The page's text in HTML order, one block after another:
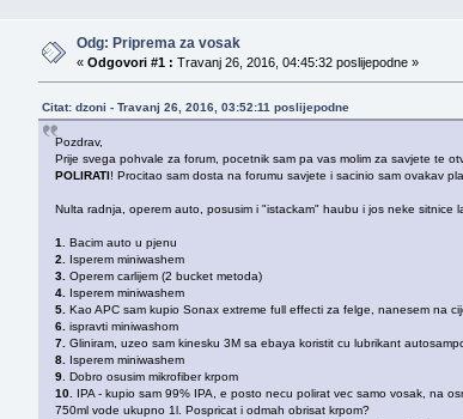
Odg: Priprema za vosak
«Odgovori #1 : Travanj 26, 2016, 04:45:32 poslijepodne »
Citat: dzoni - Travanj 26, 2016, 03:52:11 poslijepodne
Pozdrav,
Prije svega pohvale za forum, pocetnik sam pa vas molim za savjete te
POLIRATI! Procitao sam dosta na forumu savjete i sacinio sam ovakav
Nulta radnja, operem auto, posusim i "istackam" haubu i jos neke sitnice
1.
Bacim auto u pjenu
2.
Isperem miniwashem
3. Operem carlijem (2 bucket metoda)
4.
Isperem miniwashem
5. Kao APC sam kupio Sonax extreme full effecti za felge, nanesem na
6. ispravti miniwashom
7. Gliniram, uzeo sam kinesku 3M sa ebaya koristit cu lubrikant
8.
Isperem miniwashem
9. Dobro osusim mikrofiber krpom
10.
IPA - kupio sam 99% IPA, e posto necu polirat vec samo vosak, na
750ml vode ukupno 1l. Pospricat i odmah obrisat krpom?